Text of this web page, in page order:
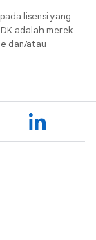
lisensi yang
adalah merek
dan/atau